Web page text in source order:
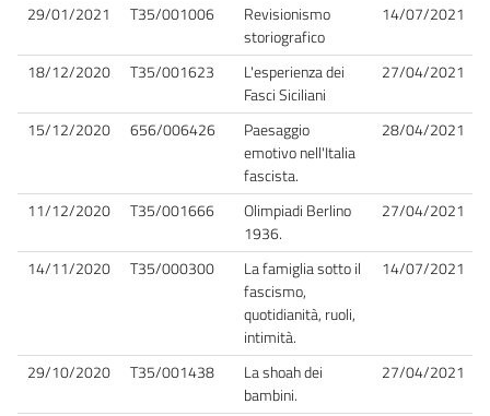
29/01/2021 T35/001006
Revisionismo
storiografico
14/07/2021
18/12/2020 T35/001623
L'esperienza dei
Fasci Siciliani
27/04/2021
15/12/2020 656/006426
Paesaggio
emotivo nell'Italia
fascista.
28/04/2021
11/12/2020 T35/001666
Olimpiadi Berlino
1936.
27/04/2021
14/11/2020 T35/000300
La famiglia sotto il
fascismo,
quotidianità, ruoli,
intimità.
14/07/2021
29/10/2020 T35/001438
La shoah dei
bambini.
27/04/2021